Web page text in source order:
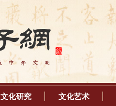
文化研究 文化艺术